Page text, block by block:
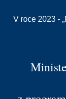
V roce 2023 -